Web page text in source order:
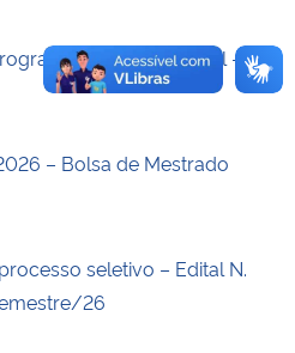
Demanda Social –
– Bolsa de Mestrado
seletivo – Edital N.
26